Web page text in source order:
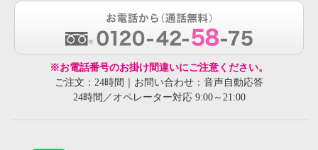
※お電話番号のお掛け間違いにご注意ください。
ご注文：24時間｜お問い合わせ：音声自動応答
24時間／オペレーター対応 9:00～21:00